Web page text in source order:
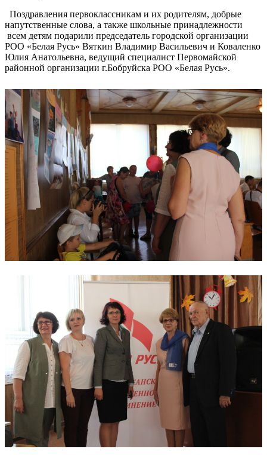
Поздравления первоклассникам и их родителям, добрые
напутственные слова, а также школьные принадлежности
всем детям подарили председатель городской организации
РОО «Белая Русь» Вяткин Владимир Васильевич и Коваленко
Юлия Анатольевна, ведущий специалист Первомайской
районной организации г.Бобруйска РОО «Белая Русь».